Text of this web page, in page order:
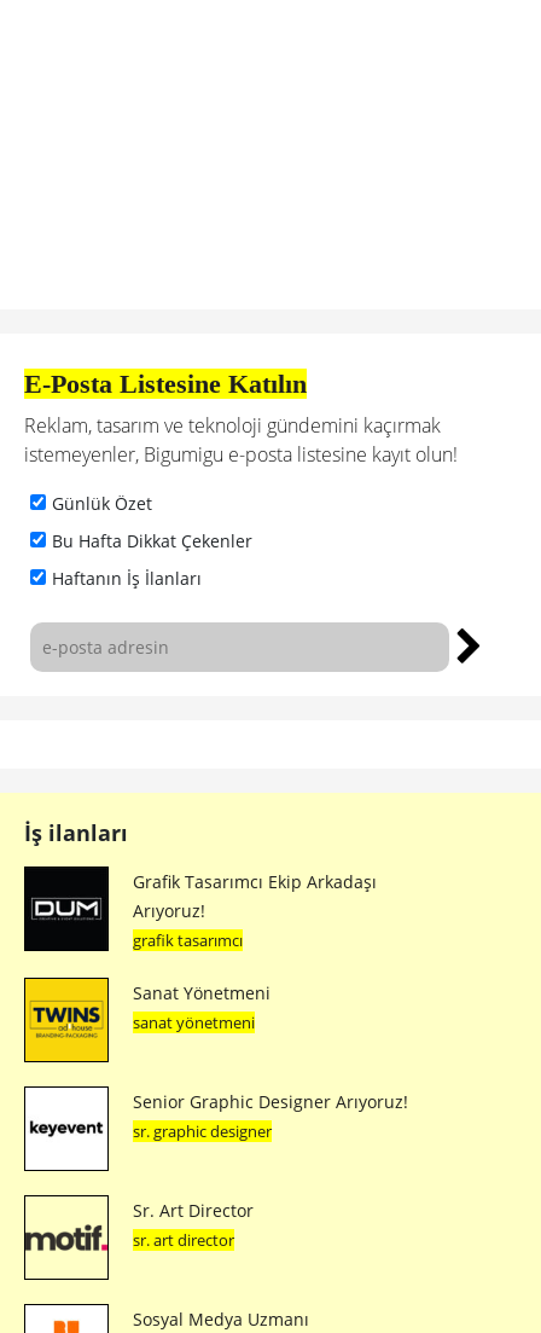
E-Posta Listesine Katılın
Reklam, tasarım ve teknoloji gündemini kaçırmak
istemeyenler, Bigumigu e-posta listesine kayıt olun!
Günlük Özet
Bu Hafta Dikkat Çekenler
Haftanın İş İlanları
İş ilanları
Grafik Tasarımcı Ekip Arkadaşı
Arıyoruz!
grafik tasarımcı
Sanat Yönetmeni
sanat yönetmeni
Senior Graphic Designer Arıyoruz!
sr. graphic designer
Sr. Art Director
sr. art director
Sosyal Medya Uzmanı